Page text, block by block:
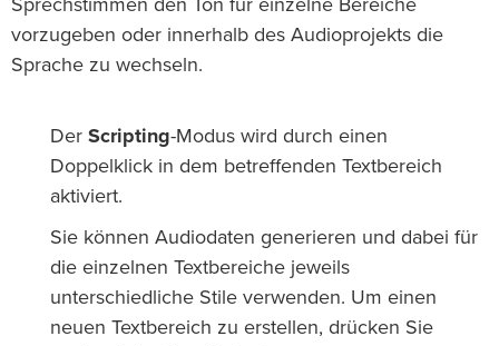
Sprechstimmen den Ton für einzelne Bereiche
vorzugeben oder innerhalb des Audioprojekts die
Sprache zu wechseln.
Der Scripting-Modus wird durch einen
Doppelklick in dem betreffenden Textbereich
aktiviert.
Sie können Audiodaten generieren und dabei für
die einzelnen Textbereiche jeweils
unterschiedliche Stile verwenden. Um einen
neuen Textbereich zu erstellen, drücken Sie